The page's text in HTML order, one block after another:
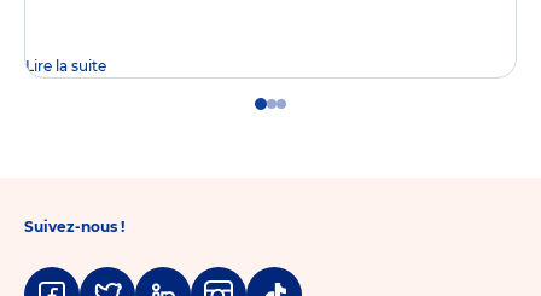
Lire la suite
GoGoGo
Suivez-nous !